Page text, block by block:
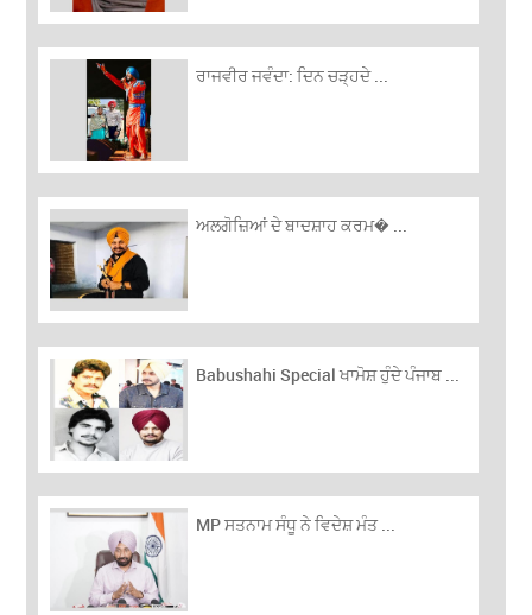
ਰਾਜਵੀਰ ਜਵੰਦਾ: ਦਿਨ ਚੜ੍ਹਦੇ ...
ਅਲਗੋਜ਼‍ਿਆਂ ਦੇ ਬਾਦਸ਼ਾਹ ਕਰਮ� ...
Babushahi Special ਖਾਮੋਸ਼ ਹੁੰਦੇ ਪੰਜਾਬ ...
MP ਸਤਨਾਮ ਸੰਧੂ ਨੇ ਵਿਦੇਸ਼ ਮੰਤ ...